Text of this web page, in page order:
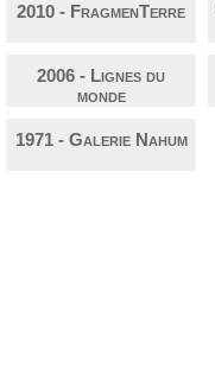
2010 - FragmenTerre
2006 - Lignes du
monde
1971 - Galerie Nahum